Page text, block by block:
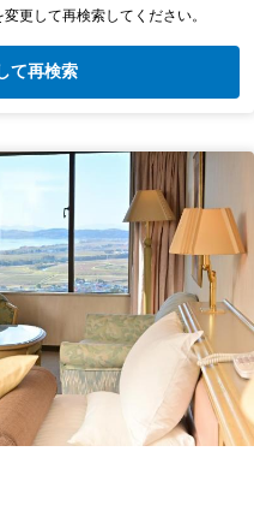
更して再検索してください。
て再検索